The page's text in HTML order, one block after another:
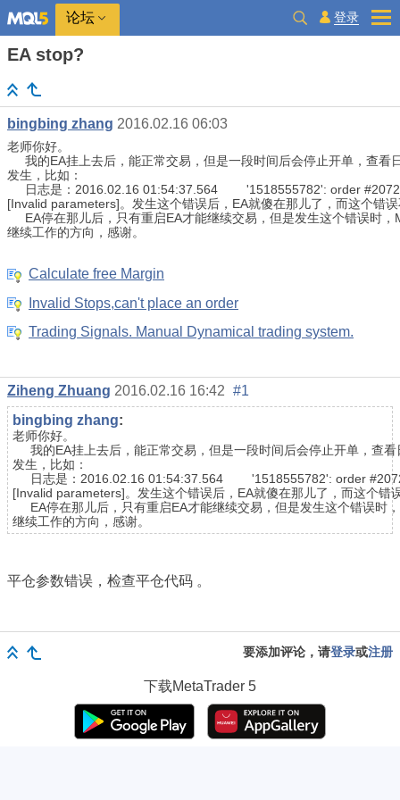
论坛 登录
EA stop?
bingbing zhang 2016.02.16 06:03
老师你好。
我的EA挂上去后，能正常交易，但是一段时间后会停止开单，查看
发生，比如：
日志是：2016.02.16 01:54:37.564 '1518555782': order
[Invalid parameters]。发生这个错误后，EA就傻在那儿了，而这个错
EA停在那儿后，只有重启EA才能继续交易，但是发生这个错误时
继续工作的方向，感谢。
Calculate free Margin
Invalid Stops,can't place an order
Trading Signals. Manual Dynamical trading system.
Ziheng Zhuang 2016.02.16 16:42 #1
bingbing zhang:
老师你好。
我的EA挂上去后，能正常交易，但是一段时间后会停止开单，查
发生，比如：
日志是：2016.02.16 01:54:37.564 '1518555782': order
[Invalid parameters]。发生这个错误后，EA就傻在那儿了，而这个错
EA停在那儿后，只有重启EA才能继续交易，但是发生这个错误时
继续工作的方向，感谢。
平仓参数错误，检查平仓代码 。
要添加评论，请登录或注册
下载MetaTrader 5